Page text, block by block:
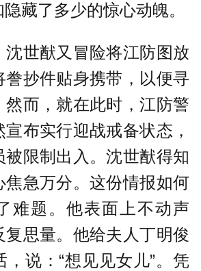
藏了多少的惊心动魄。
沈世猷又冒险将江防图放
誊抄件贴身携带，以便寻
然而，就在此时，江防警
布实行迎战戒备状态，
被限制出入。沈世猷得知
焦急万分。这份情报如何
难题。他表面上不动声
复思量。他给夫人丁明俊
说：“想见见女儿”。凭